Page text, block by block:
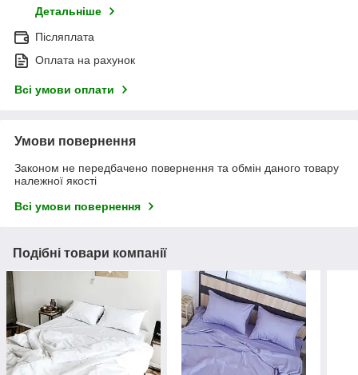
Детальніше
Післяплата
Оплата на рахунок
Всі умови оплати
Умови повернення
Законом не передбачено повернення та обмін даного товару
належної якості
Всі умови повернення
Подібні товари компанії